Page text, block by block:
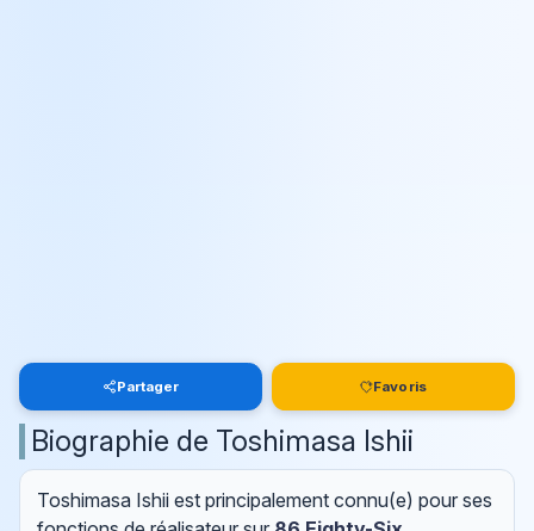
Partager Favoris
Biographie de Toshimasa Ishii
Toshimasa Ishii est principalement connu(e) pour ses